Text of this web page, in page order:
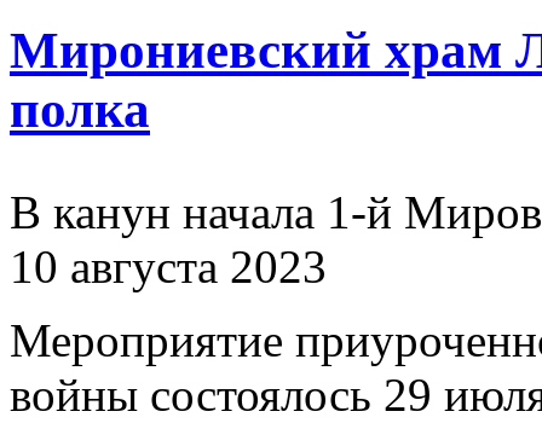
Мирониевский храм
полка
В канун начала 1-й
10 августа 2023
Мероприятие
войны состоялось 29